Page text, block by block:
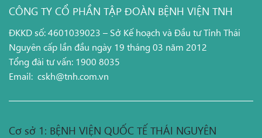
CÔNG TY CỔ PHẦN TẬP ĐOÀN BỆNH VIỆN TNH
ĐKKD số: 4601039023 – Sở Kế hoạch và Đầu tư Tỉnh Thái
Nguyên cấp lần đầu ngày 19 tháng 03 năm 2012
Tổng đài tư vấn: 1900 8035
Email: cskh@tnh.com.vn
Cơ sở 1: BỆNH VIỆN QUỐC TẾ THÁI NGUYÊN